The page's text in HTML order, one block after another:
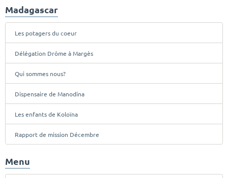
Madagascar
Les potagers du coeur
Délégation Drôme à Margès
Qui sommes nous?
Dispensaire de Manodina
Les enfants de Koloïna
Rapport de mission Décembre
Menu